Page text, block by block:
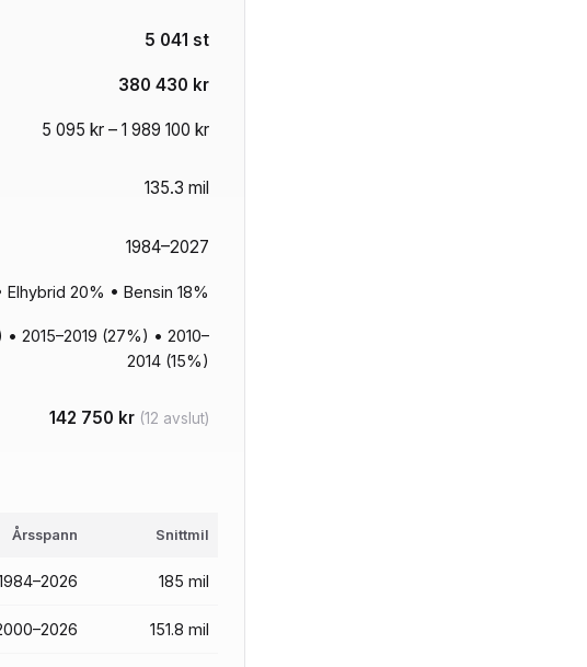
5 041 st
380 430 kr
5 095 kr – 1 989 100 kr
135.3 mil
1984–2027
20% • Bensin 18%
2015–2019 (27%) • 2010–
2014 (15%)
142 750 kr (12 avslut)
Årsspann Snittmil
185 mil
151.8 mil